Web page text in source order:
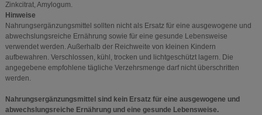
Zinkcitrat, Amylogum.
Hinweise
Nahrungsergänzungsmittel sollten nicht als Ersatz für eine ausgewogene und
abwechslungsreiche Ernährung sowie für eine gesunde Lebensweise
verwendet werden. Außerhalb der Reichweite von kleinen Kindern
aufbewahren. Verschlossen, kühl, trocken und lichtgeschützt lagern. Die
angegebene empfohlene tägliche Verzehrsmenge darf nicht überschritten
werden.
Nahrungsergänzungsmittel sind kein Ersatz für eine ausgewogene und
abwechslungsreiche Ernährung und eine gesunde Lebensweise.